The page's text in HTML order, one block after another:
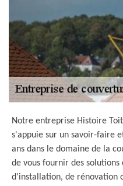
Notre entreprise Histoire
s'appuie sur un savoir-faire
ans dans le domaine de la
de vous fournir des solutions
d’installation, de rénovation